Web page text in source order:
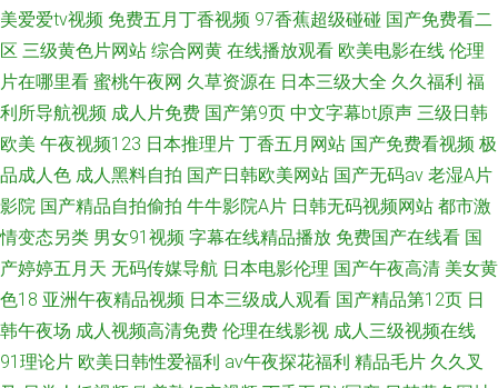
美爱爱tv视频 免费五月丁香视频 97香蕉超级碰碰 国产免费看二
区 三级黄色片网站 综合网黄 在线播放观看 欧美电影在线 伦理
片在哪里看 蜜桃午夜网 久草资源在 日本三级大全 久久福利 福
利所导航视频 成人片免费 国产第9页 中文字幕bt原声 三级日韩
欧美 午夜视频123 日本推理片 丁香五月网站 国产免费看视频 极
品成人色 成人黑料自拍 国产日韩欧美网站 国产无码av 老湿A片
影院 国产精品自拍偷拍 牛牛影院A片 日韩无码视频网站 都市激
情变态另类 男女91视频 字幕在线精品播放 免费国产在线看 国
产婷婷五月天 无码传媒导航 日本电影伦理 国产午夜高清 美女黄
色18 亚洲午夜精品视频 日本三级成人观看 国产精品第12页 日
韩午夜场 成人视频高清免费 伦理在线影视 成人三级视频在线
91理论片 欧美日韩性爱福利 av午夜探花福利 精品毛片 久久叉